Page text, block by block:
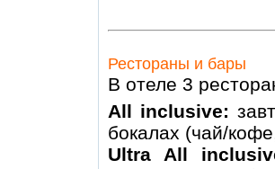
Рестораны и бары
В отеле 3
All inclusive:
бокалах (чай/
Ultra All